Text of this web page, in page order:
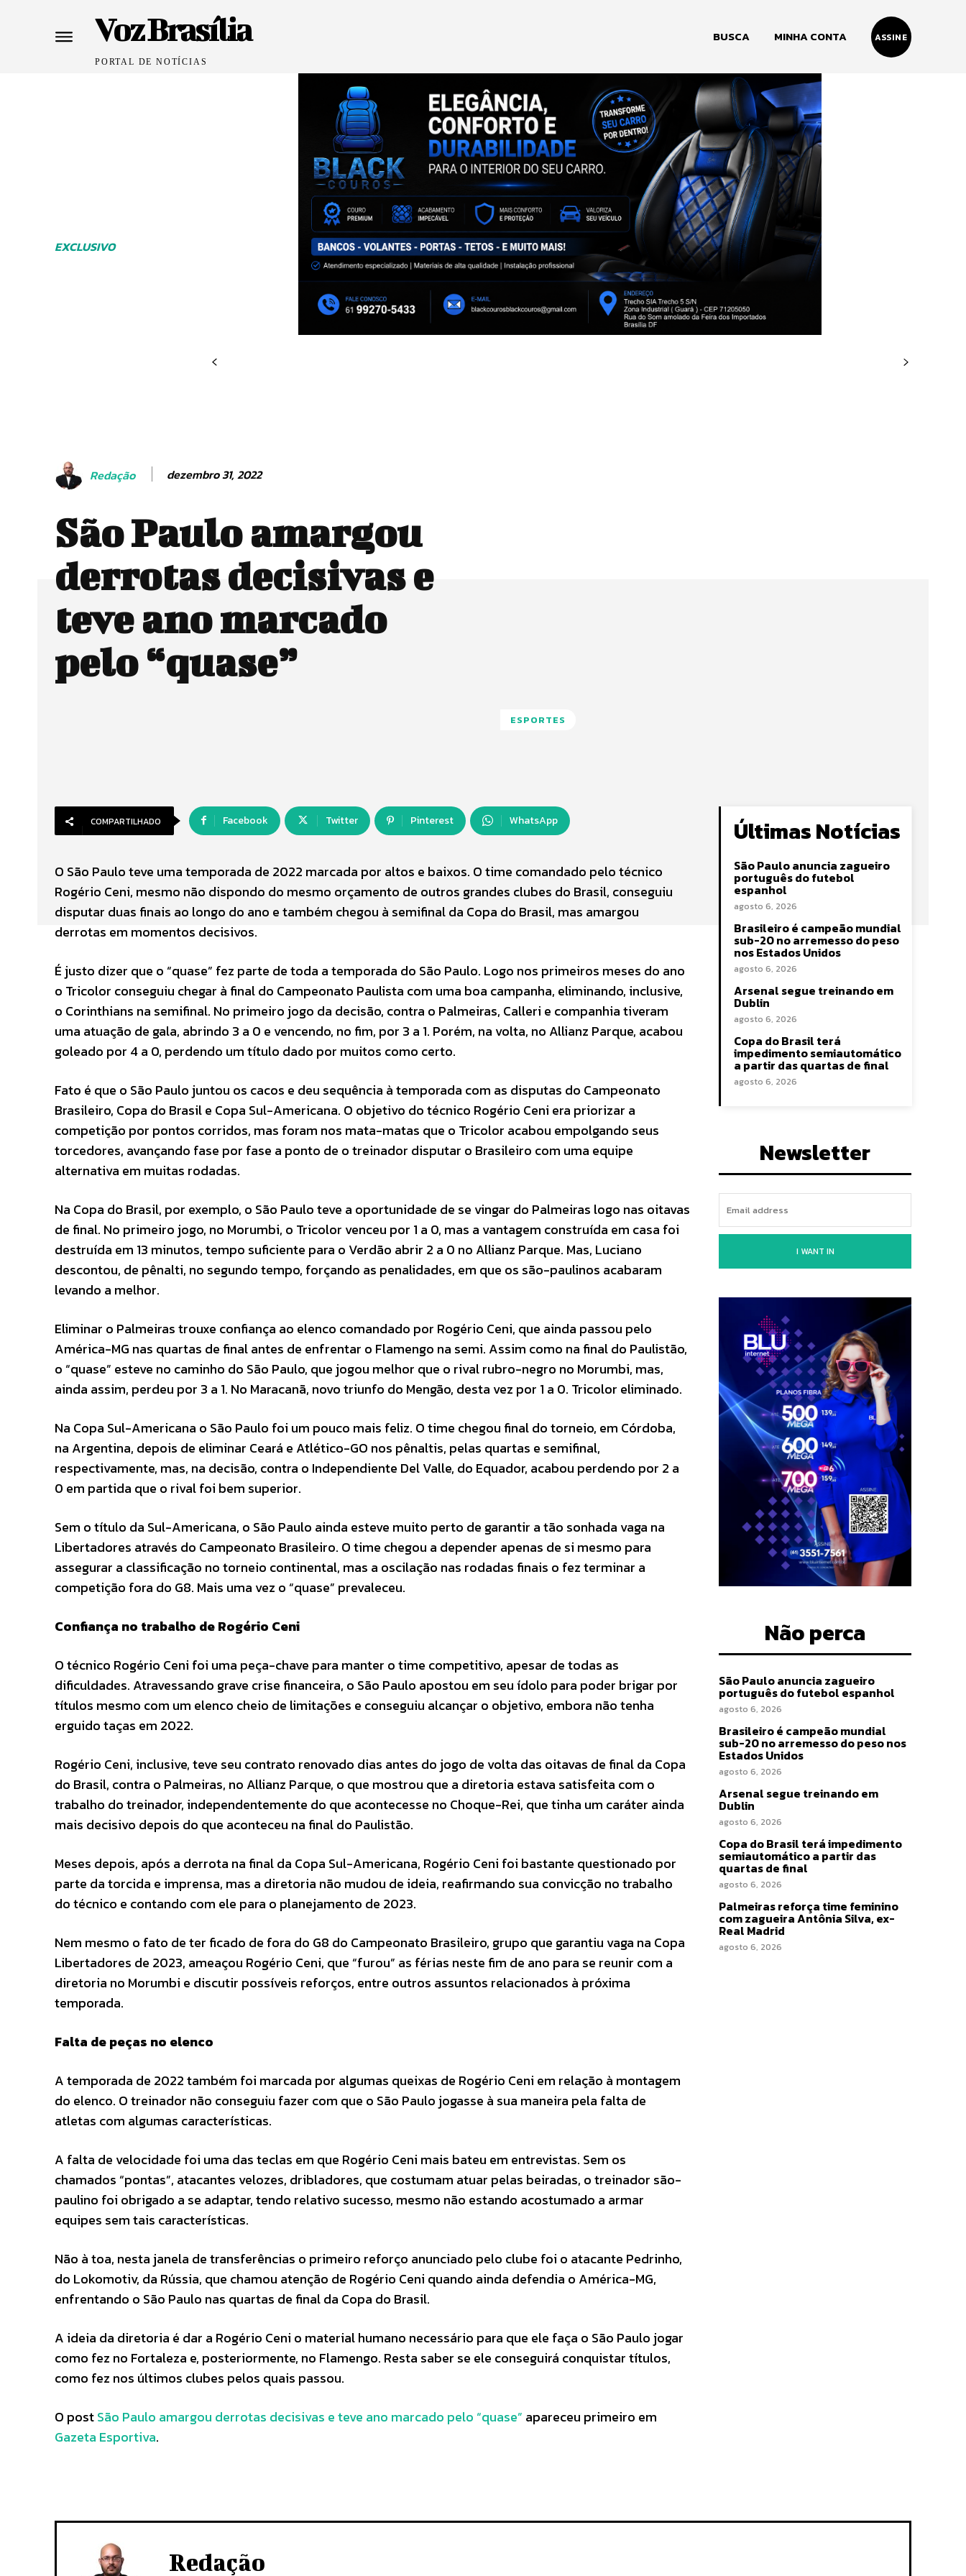
Voz Brasília
PORTAL DE NOTÍCIAS
BUSCA MINHA CONTA ASSINE
EXCLUSIVO
Redação dezembro 31, 2022
São Paulo amargou
derrotas decisivas e
teve ano marcado
pelo “quase”
ESPORTES
COMPARTILHADO Facebook Twitter Pinterest WhatsApp
O São Paulo teve uma temporada de 2022 marcada por altos e baixos. O time comandado pelo técnico
Rogério Ceni, mesmo não dispondo do mesmo orçamento de outros grandes clubes do Brasil, conseguiu
disputar duas finais ao longo do ano e também chegou à semifinal da Copa do Brasil, mas amargou
derrotas em momentos decisivos.
É justo dizer que o “quase” fez parte de toda a temporada do São Paulo. Logo nos primeiros meses do ano
o Tricolor conseguiu chegar à final do Campeonato Paulista com uma boa campanha, eliminando, inclusive,
o Corinthians na semifinal. No primeiro jogo da decisão, contra o Palmeiras, Calleri e companhia tiveram
uma atuação de gala, abrindo 3 a 0 e vencendo, no fim, por 3 a 1. Porém, na volta, no Allianz Parque, acabou
goleado por 4 a 0, perdendo um título dado por muitos como certo.
Fato é que o São Paulo juntou os cacos e deu sequência à temporada com as disputas do Campeonato
Brasileiro, Copa do Brasil e Copa Sul-Americana. O objetivo do técnico Rogério Ceni era priorizar a
competição por pontos corridos, mas foram nos mata-matas que o Tricolor acabou empolgando seus
torcedores, avançando fase por fase a ponto de o treinador disputar o Brasileiro com uma equipe
alternativa em muitas rodadas.
Na Copa do Brasil, por exemplo, o São Paulo teve a oportunidade de se vingar do Palmeiras logo nas oitavas
de final. No primeiro jogo, no Morumbi, o Tricolor venceu por 1 a 0, mas a vantagem construída em casa foi
destruída em 13 minutos, tempo suficiente para o Verdão abrir 2 a 0 no Allianz Parque. Mas, Luciano
descontou, de pênalti, no segundo tempo, forçando as penalidades, em que os são-paulinos acabaram
levando a melhor.
Eliminar o Palmeiras trouxe confiança ao elenco comandado por Rogério Ceni, que ainda passou pelo
América-MG nas quartas de final antes de enfrentar o Flamengo na semi. Assim como na final do Paulistão,
o “quase” esteve no caminho do São Paulo, que jogou melhor que o rival rubro-negro no Morumbi, mas,
ainda assim, perdeu por 3 a 1. No Maracanã, novo triunfo do Mengão, desta vez por 1 a 0. Tricolor eliminado.
Na Copa Sul-Americana o São Paulo foi um pouco mais feliz. O time chegou final do torneio, em Córdoba,
na Argentina, depois de eliminar Ceará e Atlético-GO nos pênaltis, pelas quartas e semifinal,
respectivamente, mas, na decisão, contra o Independiente Del Valle, do Equador, acabou perdendo por 2 a
0 em partida que o rival foi bem superior.
Sem o título da Sul-Americana, o São Paulo ainda esteve muito perto de garantir a tão sonhada vaga na
Libertadores através do Campeonato Brasileiro. O time chegou a depender apenas de si mesmo para
assegurar a classificação no torneio continental, mas a oscilação nas rodadas finais o fez terminar a
competição fora do G8. Mais uma vez o “quase” prevaleceu.
Confiança no trabalho de Rogério Ceni
O técnico Rogério Ceni foi uma peça-chave para manter o time competitivo, apesar de todas as
dificuldades. Atravessando grave crise financeira, o São Paulo apostou em seu ídolo para poder brigar por
títulos mesmo com um elenco cheio de limitações e conseguiu alcançar o objetivo, embora não tenha
erguido taças em 2022.
Rogério Ceni, inclusive, teve seu contrato renovado dias antes do jogo de volta das oitavas de final da Copa
do Brasil, contra o Palmeiras, no Allianz Parque, o que mostrou que a diretoria estava satisfeita com o
trabalho do treinador, independentemente do que acontecesse no Choque-Rei, que tinha um caráter ainda
mais decisivo depois do que aconteceu na final do Paulistão.
Meses depois, após a derrota na final da Copa Sul-Americana, Rogério Ceni foi bastante questionado por
parte da torcida e imprensa, mas a diretoria não mudou de ideia, reafirmando sua convicção no trabalho
do técnico e contando com ele para o planejamento de 2023.
Nem mesmo o fato de ter ficado de fora do G8 do Campeonato Brasileiro, grupo que garantiu vaga na Copa
Libertadores de 2023, ameaçou Rogério Ceni, que “furou” as férias neste fim de ano para se reunir com a
diretoria no Morumbi e discutir possíveis reforços, entre outros assuntos relacionados à próxima
temporada.
Falta de peças no elenco
A temporada de 2022 também foi marcada por algumas queixas de Rogério Ceni em relação à montagem
do elenco. O treinador não conseguiu fazer com que o São Paulo jogasse à sua maneira pela falta de
atletas com algumas características.
A falta de velocidade foi uma das teclas em que Rogério Ceni mais bateu em entrevistas. Sem os
chamados “pontas”, atacantes velozes, dribladores, que costumam atuar pelas beiradas, o treinador são-
paulino foi obrigado a se adaptar, tendo relativo sucesso, mesmo não estando acostumado a armar
equipes sem tais características.
Não à toa, nesta janela de transferências o primeiro reforço anunciado pelo clube foi o atacante Pedrinho,
do Lokomotiv, da Rússia, que chamou atenção de Rogério Ceni quando ainda defendia o América-MG,
enfrentando o São Paulo nas quartas de final da Copa do Brasil.
A ideia da diretoria é dar a Rogério Ceni o material humano necessário para que ele faça o São Paulo jogar
como fez no Fortaleza e, posteriormente, no Flamengo. Resta saber se ele conseguirá conquistar títulos,
como fez nos últimos clubes pelos quais passou.
O postSão Paulo amargou derrotas decisivas e teve ano marcado pelo “quase” apareceu primeiro em
Gazeta Esportiva.
Últimas Notícias
São Paulo anuncia zagueiro
português do futebol
espanhol
agosto 6, 2026
Brasileiro é campeão mundial
sub-20 no arremesso do peso
nos Estados Unidos
agosto 6, 2026
Arsenal segue treinando em
Dublin
agosto 6, 2026
Copa do Brasil terá
impedimento semiautomático
a partir das quartas de final
agosto 6, 2026
Newsletter
I WANT IN
Não perca
São Paulo anuncia zagueiro
português do futebol espanhol
agosto 6, 2026
Brasileiro é campeão mundial
sub-20 no arremesso do peso nos
Estados Unidos
agosto 6, 2026
Arsenal segue treinando em
Dublin
agosto 6, 2026
Copa do Brasil terá impedimento
semiautomático a partir das
quartas de final
agosto 6, 2026
Palmeiras reforça time feminino
com zagueira Antônia Silva, ex-
Real Madrid
agosto 6, 2026
Redação